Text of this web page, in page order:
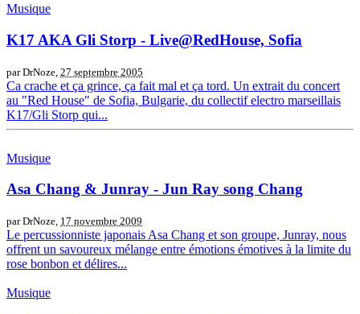
Musique
K17 AKA Gli Storp - Live@RedHouse, Sofia
par DrNoze, 27 septembre 2005
Ca crache et ça grince, ça fait mal et ça tord. Un extrait du concert
au "Red House" de Sofia, Bulgarie, du collectif electro marseillais
K17/Gli Storp qui...
Musique
Asa Chang & Junray - Jun Ray song Chang
par DrNoze, 17 novembre 2009
Le percussionniste japonais Asa Chang et son groupe, Junray, nous
offrent un savoureux mélange entre émotions émotives à la limite du
rose bonbon et délires...
Musique